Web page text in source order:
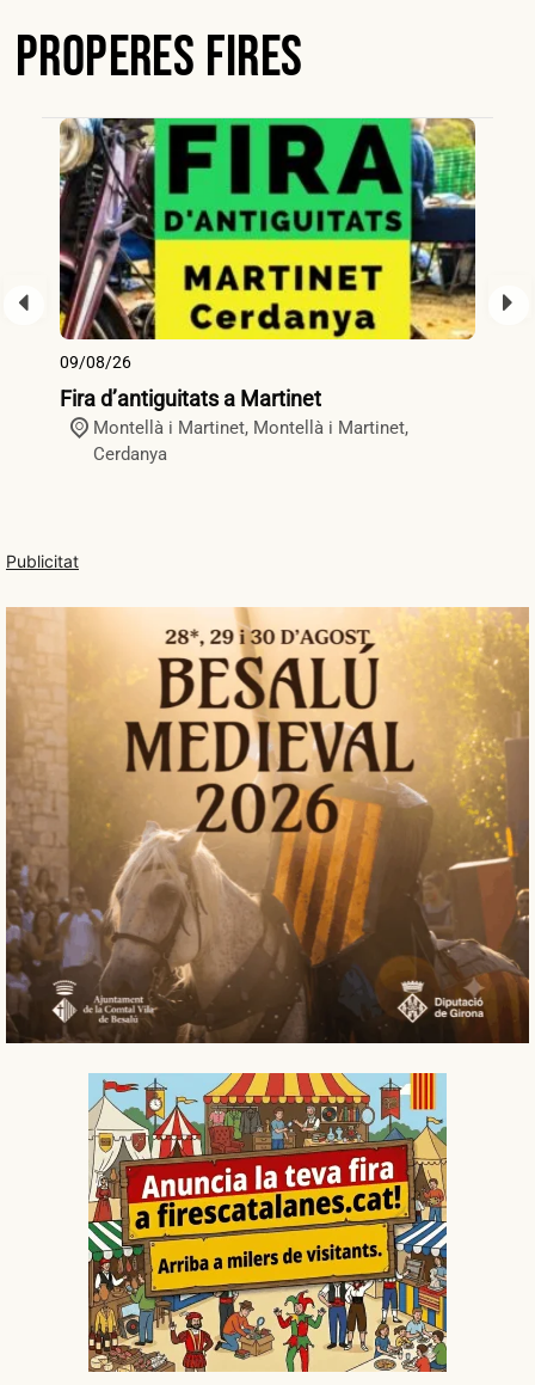
Properes Fires
09/08/26
Fira d’antiguitats a Martinet
Montellà i Martinet, Montellà i Martinet,
Cerdanya
Publicitat